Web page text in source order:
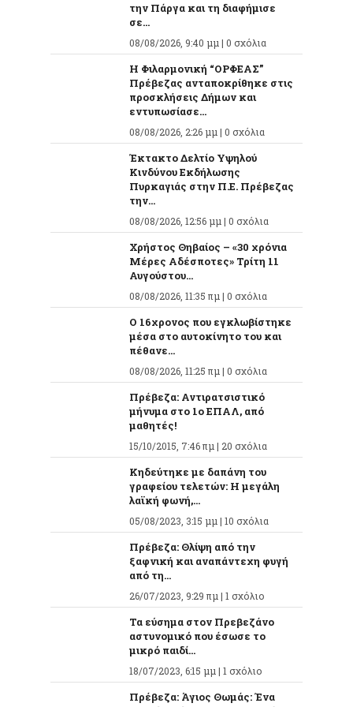
την Πάργα και τη διαφήμισε
σε...
08/08/2026, 9:40 μμ | 0 σχόλια
Η Φιλαρμονική “ΟΡΦΕΑΣ”
Πρέβεζας ανταποκρίθηκε στις
προσκλήσεις Δήμων και
εντυπωσίασε...
08/08/2026, 2:26 μμ | 0 σχόλια
Έκτακτο Δελτίο Υψηλού
Κινδύνου Εκδήλωσης
Πυρκαγιάς στην Π.Ε. Πρέβεζας
την...
08/08/2026, 12:56 μμ | 0 σχόλια
Χρήστος Θηβαίος – «30 χρόνια
Μέρες Αδέσποτες» Τρίτη 11
Αυγούστου...
08/08/2026, 11:35 πμ | 0 σχόλια
O 16χρονος που εγκλωβίστηκε
μέσα στο αυτοκίνητο του και
πέθανε...
08/08/2026, 11:25 πμ | 0 σχόλια
Πρέβεζα: Αντιρατσιστικό
μήνυμα στο 1ο ΕΠΑΛ, από
μαθητές!
15/10/2015, 7:46 πμ | 20 σχόλια
Κηδεύτηκε με δαπάνη του
γραφείου τελετών: Η μεγάλη
λαϊκή φωνή,...
05/08/2023, 3:15 μμ | 10 σχόλια
Πρέβεζα: Θλίψη από την
ξαφνική και αναπάντεχη φυγή
από τη...
26/07/2023, 9:29 πμ | 1 σχόλιο
Τα εύσημα στον Πρεβεζάνο
αστυνομικό που έσωσε το
μικρό παιδί...
18/07/2023, 6:15 μμ | 1 σχόλιο
Πρέβεζα: Άγιος Θωμάς: Ένα